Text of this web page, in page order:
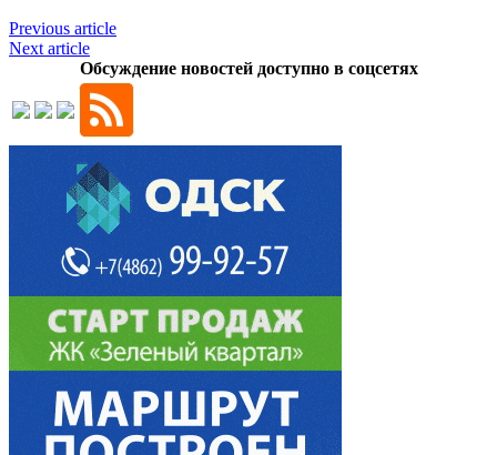
Previous article
Next article
Обсуждение новостей доступно в соцсетях